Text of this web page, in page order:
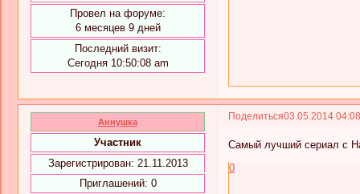
Провел на форуме:
6 месяцев 9 дней
Последний визит:
Сегодня 10:50:08 am
Поделиться03.05.2014
Аннушка
Участник
Зарегистрирован: 21.11.2013
Приглашений: 0
Самый лучший сериал с
0